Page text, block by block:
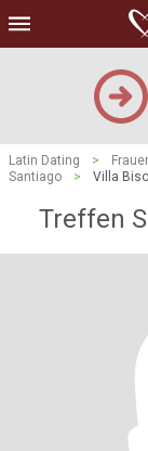
Latin Dating >
Santiago
> Villa
Treffen